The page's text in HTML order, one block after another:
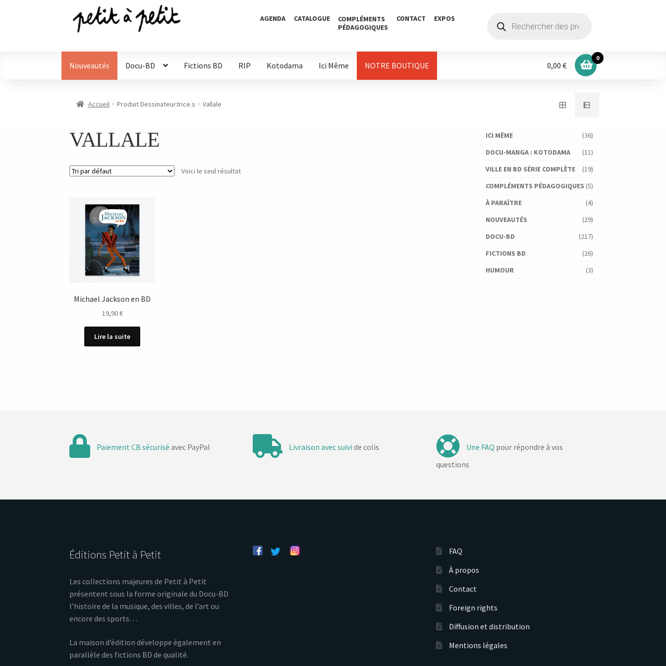
Aller
navigation
Aller
AGENDA CATALOGUE
COMPLÉMENTS
PÉDAGOGIQUES
CONTACT EXPOS
produits
Nouveautés Docu-BD Fictions BD RIP Kotodama Ici Même NOTRE BOUTIQUE 0,00 €
0
Accueil Produit Dessinateur.trice.s Vallale
VALLALE
Voici le seul résultat
Michael Jackson en BD
19,90€
Lire la suite
ICI MÊME
(36)
DOCU-MANGA : KOTODAMA
(11)
VILLE EN BD SÉRIE COMPLÈTE
(19)
COMPLÉMENTS PÉDAGOGIQUES (5)
À PARAÎTRE
(4)
NOUVEAUTÉS
(29)
DOCU-BD
(217)
FICTIONS BD
(26)
HUMOUR
(3)
Paiement CB sécurisé avec PayPal Livraison avec suivi de colis Une FAQ pour répondre à vos
questions
Éditions Petit à Petit
Les collections majeures de Petit à Petit
présentent sous la forme originale du Docu-BD
l’histoire de la musique, des villes, de l’art ou
encore des sports…
La maison d’édition développe également en
parallèle des fictions BD de qualité.
FAQ
À propos
Contact
Foreign rights
Diffusion et distribution
Mentions légales